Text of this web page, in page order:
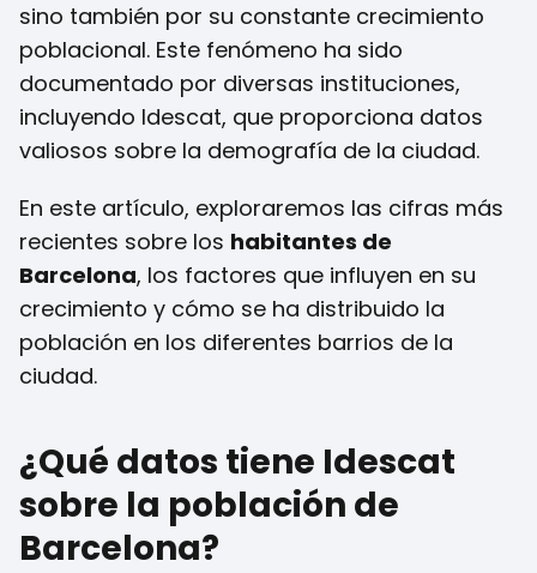
sino también por su constante crecimiento
poblacional. Este fenómeno ha sido
documentado por diversas instituciones,
incluyendo Idescat, que proporciona datos
valiosos sobre la demografía de la ciudad.
En este artículo, exploraremos las cifras más
recientes sobre los habitantes de
Barcelona, los factores que influyen en su
crecimiento y cómo se ha distribuido la
población en los diferentes barrios de la
ciudad.
¿Qué datos tiene Idescat
sobre la población de
Barcelona?